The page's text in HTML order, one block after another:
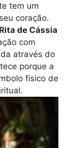
tem um
coração.
de Cássia
com
através do
porque a
físico de